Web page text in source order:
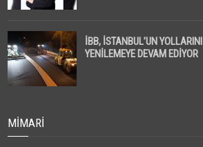
Dikkat Çekti
İBB, İSTANBUL’UN YOLLARINI
YENİLEMEYE DEVAM EDİYOR
MIMARI